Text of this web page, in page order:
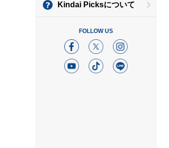
Kindai Picksについて
FOLLOW US